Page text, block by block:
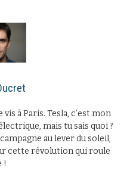
à Paris. Tesla, c’est mon
mais tu sais quoi ?
au lever du soleil,
cette révolution qui roule
!